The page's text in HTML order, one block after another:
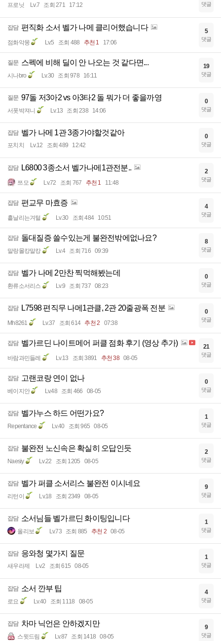
프로닛 Lv.7 조회 271 17:12 댓글
잡담 편직화 소서 벨가 나메 클리어했습니다
점화악몽 Lv.5 조회 488 추천 1 17:06
5
댓글
질문 스펙에 비해 딜이 안 나오는 것 같다면...
시나bro Lv.30 조회 978 16:11
19
댓글
질문 97돌 저3아2 vs 아3타2 돌 뭐가 더 좋을까영
서폿박져니 Lv.13 조회 238 14:06
0
댓글
잡담 벨가 나메 1관 3종가야할것같아
포치치 Lv.12 조회 489 12:42
0
댓글
잡담 L6800 3종소서 벨가나메1관전분..
쯔모 Lv.72 조회 767 추천 1 11:48
2
댓글
잡담 편교무 마효증
흩날리는겨털 Lv.30 조회 484 10:51
4
댓글
잡담 돌대질증 쓸수있는게 불완전밖에없나요?
말랑몰캉말캉 Lv.4 조회 716 09:39
8
댓글
잡담 벨가 나메 2만찬 찍먹해봤는데
환류소서리스 Lv.9 조회 737 08:23
0
댓글
잡담 L7598 편직무 나메1관클, 2관 20줄광폭 전분
Mh8261 Lv.37 조회 614 추천 2 07:38
0
댓글
잡담 벨가르딘 나이트메어 퍼클 점화 후기 (영상 추가)
바람과민들레 Lv.13 조회 3891 추천 38 08-05
21
댓글
잡담 고랜코랑 연이 없나
베이지안 Lv.48 조회 466 08-05
0
댓글
잡담 벨가누스 하드 어떤가요?
Repentance Lv.40 조회 965 08-05
1
댓글
잡담 불완전 노신속은 확실히 오답인듯
Naesiy Lv.22 조회 1205 08-05
2
댓글
잡담 벨가 퍼클 소서리스 불완전 이시네요
리턴이 Lv.18 조회 2349 08-05
9
댓글
잡담 소서님들 벨가르딘 화이팅입니다
올리보 Lv.73 조회 885 추천 2 08-05
1
댓글
잡담 응와청 몇가지 질문
새우라제 Lv.2 조회 615 08-05
1
댓글
잡담 소서 깐부 팁
로요 Lv.40 조회 1118 08-05
4
댓글
잡담 차마 닉언은 안하겠지만
스윗드림 Lv.87 조회 1418 08-05
9
댓글